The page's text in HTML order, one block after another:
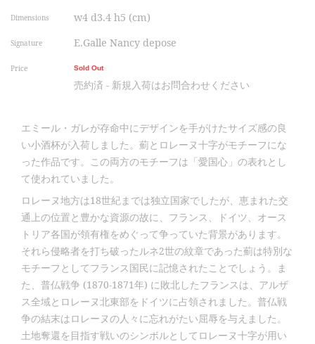
Dimensions w4 d3.4 h5 (cm)
Signature E.Galle Nancy depose
Price Sold Out
売約済 - 新規入荷はお問合わせください
エミール・ガレが存命中にデザインを手がけたサイズ感の良
い小酒杯が入荷しました。薊とロレーヌ十字がモチーフにな
った作品です。この両方のモチーフは「愛国心」の表れとし
て使われていました。
ロレーヌ地方は18世紀までは独立国家でしたが、恵まれた交
通上の位置と豊かな資源の故に、フランス、ドイツ、オース
トリア各国が領有権をめぐって争っていた背景があります。
それら侵略者を打ち破ったルネ2世の紋章であった薊は特別な
モチーフとしてフランス国民に記憶されたことでしょう。ま
た、普仏戦争 (1870-1871年) に敗北したフランスは、アルザ
ス全域とロレーヌ北東部をドイツに占領されました。普仏戦
争の結末はロレーヌの人々に忘れがたい屈辱を与えました。
土地奪還を目指す戦いのシンボルとしてロレーヌ十字が用い